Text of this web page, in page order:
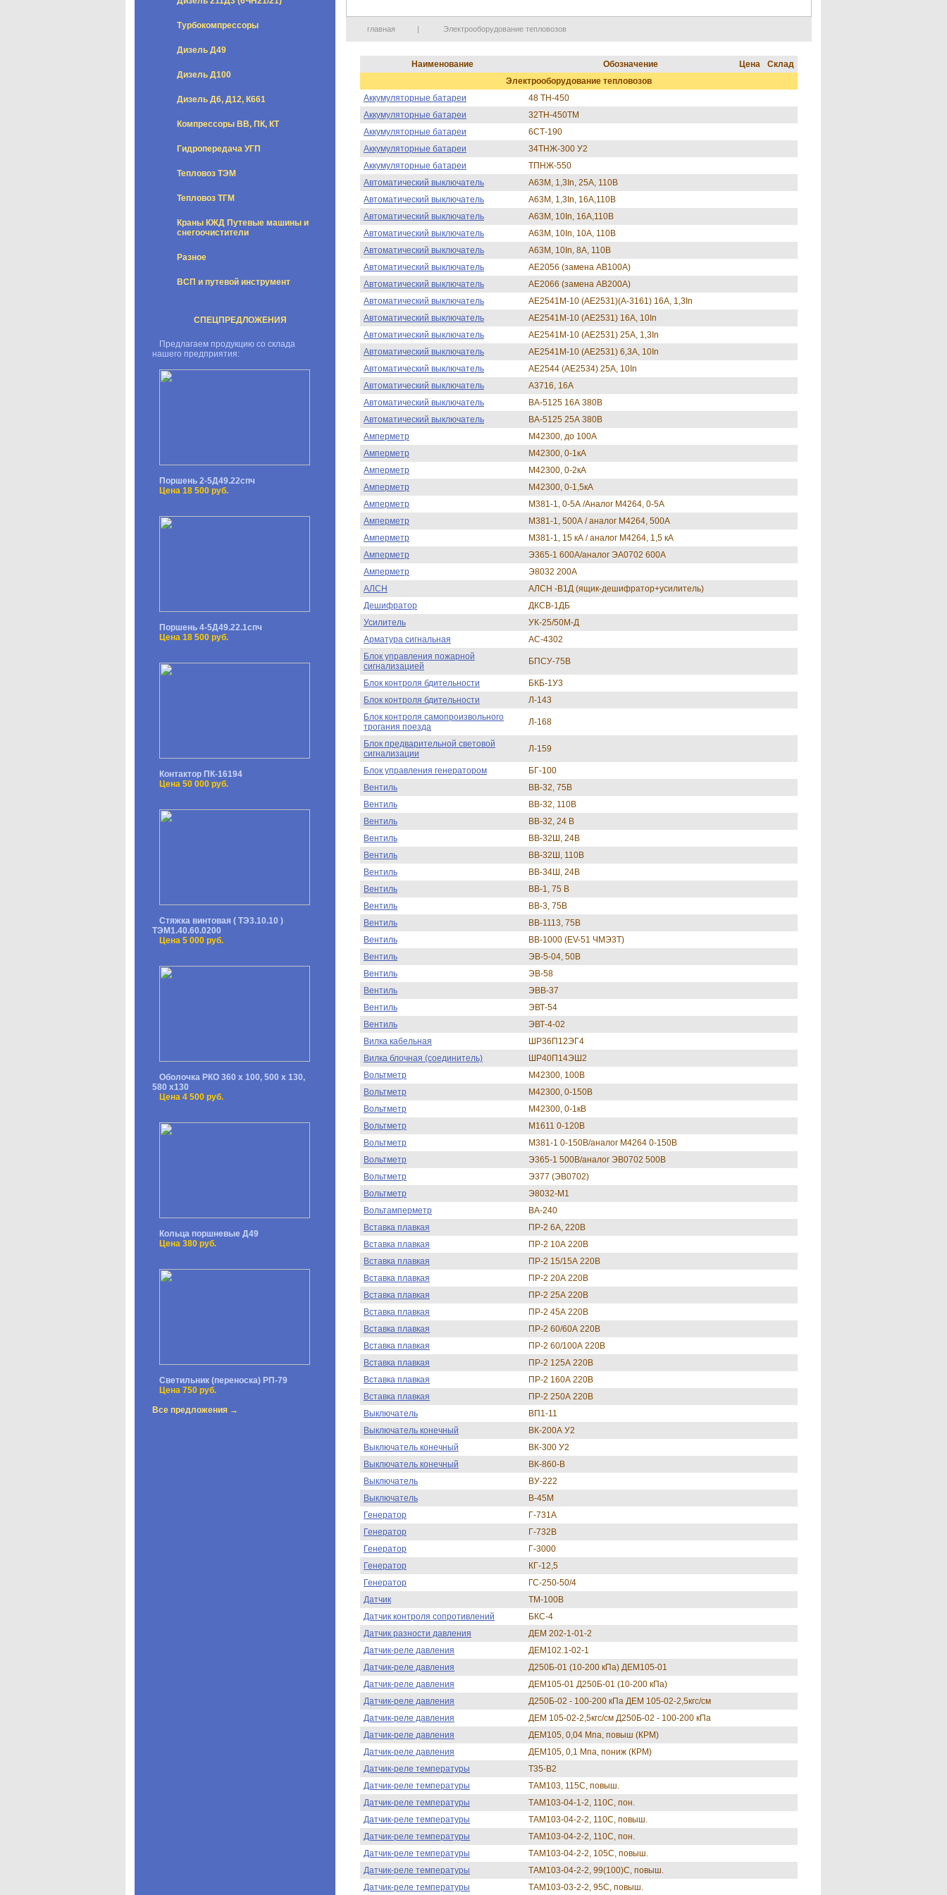
Турбокомпрессоры
Дизель Д49
Дизель Д100
Дизель Д6, Д12, К661
Компрессоры ВВ, ПК, КТ
Гидропередача УГП
Тепловоз ТЭМ
Тепловоз ТГМ
Краны КЖД Путевые машины и
снегоочистители
Разное
ВСП и путевой инструмент
СПЕЦПРЕДЛОЖЕНИЯ
Предлагаем продукцию со склада
нашего предприятия:
Поршень 2-5Д49.22спч
Цена 18 500 руб.
Поршень 4-5Д49.22.1спч
Цена 18 500 руб.
Контактор ПК-16194
Цена 50 000 руб.
Стяжка винтовая ( ТЭ3.10.10 )
ТЭМ1.40.60.0200
Цена 5 000 руб.
Оболочка РКО 360 х 100, 500 х 130,
580 х130
Цена 4 500 руб.
Кольца поршневые Д49
Цена 380 руб.
Светильник (переноска) РП-79
Цена 750 руб.
Все предложения →
главная | Электрооборудование тепловозов
Наименование Обозначение Цена
Склад
Электрооборудование тепловозов
Аккумуляторные батареи
48 ТН-450
Аккумуляторные батареи
32ТН-450ТМ
Аккумуляторные батареи
6СТ-190
Аккумуляторные батареи
34ТНЖ-300 У2
Аккумуляторные батареи
ТПНЖ-550
Автоматический выключатель
А63М, 1,3In, 25А, 110В
Автоматический выключатель
А63М, 1,3In, 16А,110В
Автоматический выключатель
А63М, 10In, 16А,110В
Автоматический выключатель
А63М, 10In, 10А, 110В
Автоматический выключатель
А63М, 10In, 8А, 110В
Автоматический выключатель
АЕ2056 (замена АВ100А)
Автоматический выключатель
АЕ2066 (замена АВ200А)
Автоматический выключатель
АЕ2541М-10 (АЕ2531)(А-3161) 16А, 1,3In
Автоматический выключатель
АЕ2541М-10 (АЕ2531) 16А, 10In
Автоматический выключатель
АЕ2541М-10 (АЕ2531) 25А, 1,3In
Автоматический выключатель
АЕ2541М-10 (АЕ2531) 6,3А, 10In
Автоматический выключатель
АЕ2544 (АЕ2534) 25А, 10In
Автоматический выключатель
А3716, 16А
Автоматический выключатель
ВА-5125 16А 380В
Автоматический выключатель
ВА-5125 25А 380В
Амперметр
М42300, до 100А
Амперметр
М42300, 0-1кА
Амперметр
М42300, 0-2кА
Амперметр
М42300, 0-1,5кА
Амперметр
М381-1, 0-5А /Аналог М4264, 0-5А
Амперметр
М381-1, 500А / аналог М4264, 500А
Амперметр
М381-1, 15 кА / аналог М4264, 1,5 кА
Амперметр
Э365-1 600А/аналог ЭА0702 600А
Амперметр
Э8032 200А
АЛСН
АЛСН -В1Д (ящик-дешифратор+усилитель)
Дешифратор
ДКСВ-1ДБ
Усилитель
УК-25/50М-Д
Арматура сигнальная
АС-4302
Блок управления пожарной
сигнализацией
БПСУ-75В
Блок контроля бдительности
БКБ-1У3
Блок контроля бдительности
Л-143
Блок контроля самопроизвольного
трогания поезда
Л-168
Блок предварительной световой
сигнализации
Л-159
Блок управления генератором
БГ-100
Вентиль
ВВ-32, 75В
Вентиль
ВВ-32, 110В
Вентиль
ВВ-32, 24 В
Вентиль
ВВ-32Ш, 24В
Вентиль
ВВ-32Ш, 110В
Вентиль
ВВ-34Ш, 24В
Вентиль
ВВ-1, 75 В
Вентиль
ВВ-3, 75В
Вентиль
ВВ-1113, 75В
Вентиль
ВВ-1000 (EV-51 ЧМЭ3Т)
Вентиль
ЭВ-5-04, 50В
Вентиль
ЭВ-58
Вентиль
ЭВВ-37
Вентиль
ЭВТ-54
Вентиль
ЭВТ-4-02
Вилка кабельная
ШР36П12ЭГ4
Вилка блочная (соединитель)
ШР40П14ЭШ2
Вольтметр
М42300, 100В
Вольтметр
М42300, 0-150В
Вольтметр
М42300, 0-1кВ
Вольтметр
М1611 0-120В
Вольтметр
М381-1 0-150В/аналог М4264 0-150В
Вольтметр
Э365-1 500В/аналог ЭВ0702 500В
Вольтметр
Э377 (ЭВ0702)
Вольтметр
Э8032-М1
Вольтамперметр
ВА-240
Вставка плавкая
ПР-2 6А, 220В
Вставка плавкая
ПР-2 10А 220В
Вставка плавкая
ПР-2 15/15А 220В
Вставка плавкая
ПР-2 20А 220В
Вставка плавкая
ПР-2 25А 220В
Вставка плавкая
ПР-2 45А 220В
Вставка плавкая
ПР-2 60/60А 220В
Вставка плавкая
ПР-2 60/100А 220В
Вставка плавкая
ПР-2 125А 220В
Вставка плавкая
ПР-2 160А 220В
Вставка плавкая
ПР-2 250А 220В
Выключатель
ВП1-11
Выключатель конечный
ВК-200А У2
Выключатель конечный
ВК-300 У2
Выключатель конечный
ВК-860-В
Выключатель
ВУ-222
Выключатель
В-45М
Генератор
Г-731А
Генератор
Г-732В
Генератор
Г-3000
Генератор
КГ-12,5
Генератор
ГС-250-50/4
Датчик
ТМ-100В
Датчик контроля сопротивлений
БКС-4
Датчик разности давления
ДЕМ 202-1-01-2
Датчик-реле давления
ДЕМ102.1-02-1
Датчик-реле давления
Д250Б-01 (10-200 кПа) ДЕМ105-01
Датчик-реле давления
ДЕМ105-01 Д250Б-01 (10-200 кПа)
Датчик-реле давления
Д250Б-02 - 100-200 кПа ДЕМ 105-02-2,5кгс/см
Датчик-реле давления
ДЕМ 105-02-2,5кгс/см Д250Б-02 - 100-200 кПа
Датчик-реле давления
ДЕМ105, 0,04 Мпа, повыш (КРМ)
Датчик-реле давления
ДЕМ105, 0,1 Мпа, пониж (КРМ)
Датчик-реле температуры
Т35-В2
Датчик-реле температуры
ТАМ103, 115С, повыш.
Датчик-реле температуры
ТАМ103-04-1-2, 110С, пон.
Датчик-реле температуры
ТАМ103-04-2-2, 110С, повыш.
Датчик-реле температуры
ТАМ103-04-2-2, 110С, пон.
Датчик-реле температуры
ТАМ103-04-2-2, 105С, повыш.
Датчик-реле температуры
ТАМ103-04-2-2, 99(100)С, повыш.
Датчик-реле температуры
ТАМ103-03-2-2, 95С, повыш.